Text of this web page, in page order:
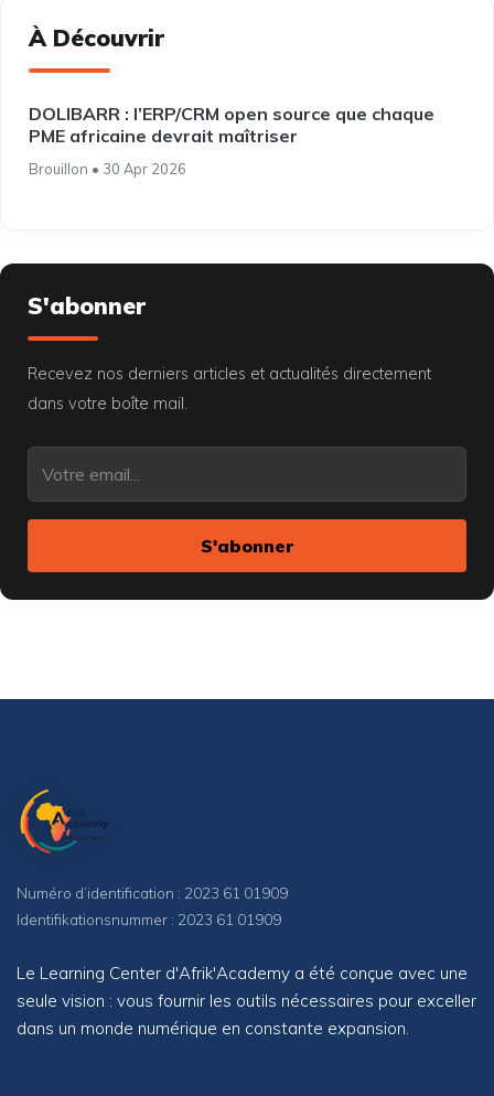
À Découvrir
DOLIBARR : l’ERP/CRM open source que chaque
PME africaine devrait maîtriser
Brouillon • 30 Apr 2026
S'abonner
Recevez nos derniers articles et actualités directement
dans votre boîte mail.
S'abonner
Numéro d’identification : 2023 61 01909
Identifikationsnummer : 2023 61 01909
Le Learning Center d'Afrik'Academy a été conçue avec une
seule vision : vous fournir les outils nécessaires pour exceller
dans un monde numérique en constante expansion.